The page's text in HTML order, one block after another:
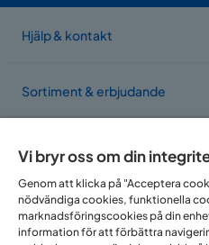
Hjälp & kontakt
Sortiment & erbjudande
Vi finns i
Vi bryr oss om din
Genom att klicka på "Acceptera
nödvändiga cookies, funktionella
marknadsföringscookies på din
information för att förbättra